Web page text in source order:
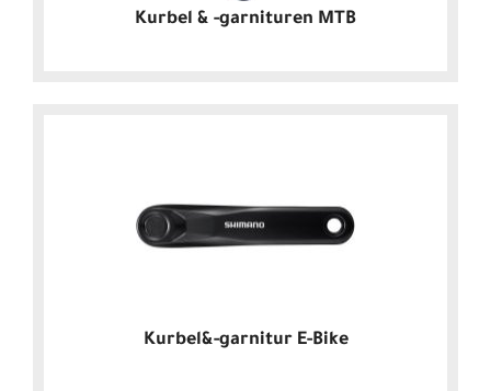
Kurbel & -garnituren MTB
Kurbel&-garnitur E-Bike